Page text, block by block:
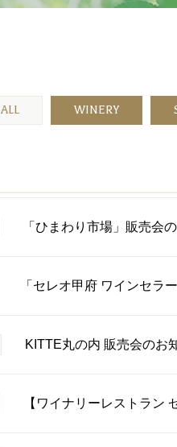
ALL WINERY
「ひまわり市場」販売会
「セレオ甲府 ワインセラ
KITTE丸の内 販売会のお
【ワイナリーレストラン